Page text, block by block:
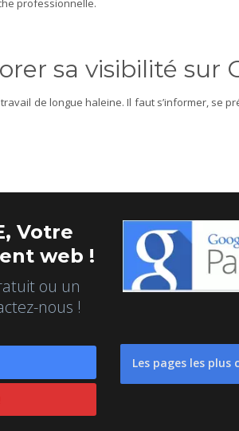
professionnelle.
sa visibilité sur
de longue haleine. Il faut s’informer,
Votre
web !
ou un
nous !
Les pages les plus